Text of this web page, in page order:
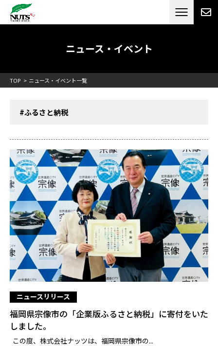
日本最大級のキャンピングカーメーカー
RV[テレビCM放送]
ニュース・イベント
TOP ニュース・イベント一覧
#ふるさと納税
ニュースリリース
福岡県宗像市の「企業版ふるさと納税」に寄付をいた
しました。
この度、株式会社ナッツは、福岡県宗像市の...